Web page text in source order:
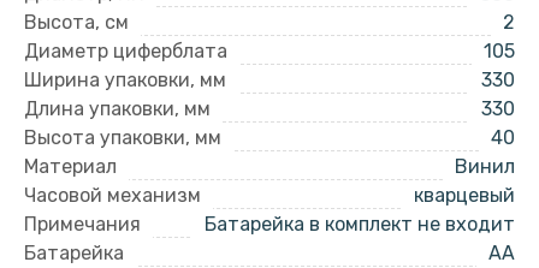
Высота, см
2
Диаметр циферблата
105
Ширина упаковки, мм
330
Длина упаковки, мм
330
Высота упаковки, мм
40
Материал
Винил
Часовой механизм
кварцевый
Примечания
Батарейка в комплект не входит
Батарейка
AA